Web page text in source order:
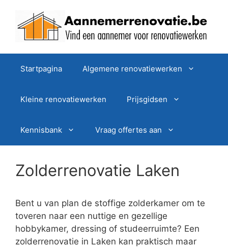
Startpagina Algemene renovatiewerken
Kleine renovatiewerken Prijsgidsen
Kennisbank Vraag offertes aan
Zolderrenovatie Laken
Bent u van plan de stoffige zolderkamer om te
toveren naar een nuttige en gezellige
hobbykamer, dressing of studeerruimte? Een
zolderrenovatie in Laken kan praktisch maar